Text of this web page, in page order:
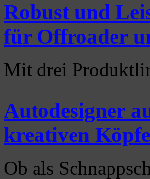
Robust und
für Offroader
Mit drei
Autodesigner
kreativen Köpfe
Ob als